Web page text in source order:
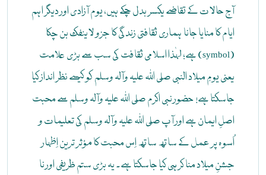
آج حالات کے تقاضے یکسر بدل چکے ہیں، یوم آزادی اور دیگر اہم
ایام کا منایا جانا ہماری ثقافتی زندگی کا جزو لاینفک بن چکا
ہے؛ لہٰذا اسلامی ثقافت کی سب سے بڑی علامت (symbol)
یعنی یومِ میلاد النبی صلی اللہ علیہ وآلہ وسلم کو کیسے نظر انداز کیا
جاسکتا ہے! حضور نبی اکرم صلی اللہ علیہ وآلہ وسلم سے محبت
اصلِ ایمان ہے اور آپ صلی اللہ علیہ وآلہ وسلم کی تعلیمات و
اُسوہ پر عمل کے ساتھ ساتھ اِس محبت کا مؤثر ترین اِظہار
جشنِ میلاد منا کر ہی کیا جاسکتا ہے۔ یہ بڑی ستم ظریفی اور نا